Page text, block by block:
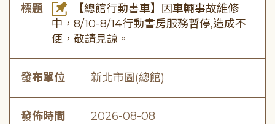
標題
【總館行動書車】因車輛事故維修
中，8/10-8/14行動書房服務暫停,造成不
便，敬請見諒。
發布單位 新北市圖(總館)
發佈時間 2026-08-08